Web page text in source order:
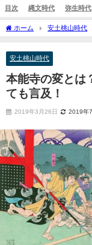
目次 縄文時代 弥生時代
ホーム 安土桃山時代
言及！
安土桃山時代
本能寺の変とは
ても言及！
2019年3月26日 2019年